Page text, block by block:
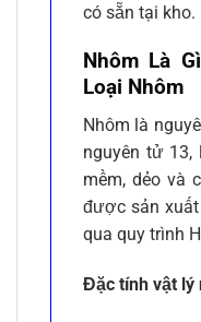
có sẵn tại kho.
Nhôm Là
Loại Nhôm
Nhôm là
nguyên tử 13,
mềm, dẻo và
được sản
qua quy trình
Đặc tính vật lý